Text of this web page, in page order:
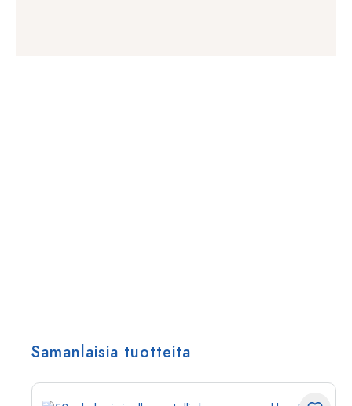
Samanlaisia tuotteita